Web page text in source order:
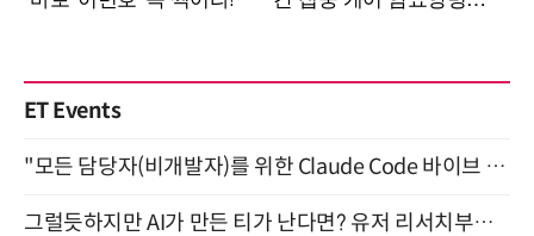
ET Events
"모든 담당자(비개발자)를 위한 Claude Code 바이브 코딩 2-day 부트캠프" 9월 16~17일 개최
그럴듯하지만 AI가 만든 티가 난다면? 유저 리서치부터 배포까지! (9/15)